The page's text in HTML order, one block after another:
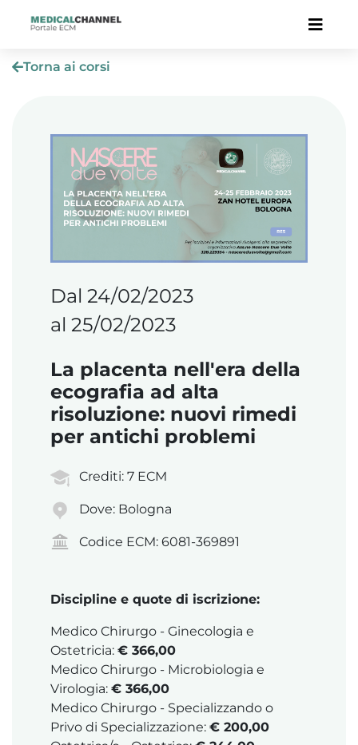
Torna ai corsi
Dal 24/02/2023
al 25/02/2023
La placenta nell'era della
ecografia ad alta
risoluzione: nuovi rimedi
per antichi problemi
Crediti: 7 ECM
Dove: Bologna
Codice ECM: 6081-369891
Discipline e quote di iscrizione:
Medico Chirurgo - Ginecologia e
Ostetricia: € 366,00
Medico Chirurgo - Microbiologia e
Virologia: € 366,00
Medico Chirurgo - Specializzando o
Privo di Specializzazione: € 200,00